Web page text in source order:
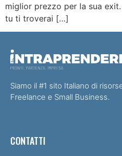
miglior prezzo per la sua
tu ti troverai […]
Siamo il #1 sito Italiano di
Freelance e Small Business.
CONTATTI